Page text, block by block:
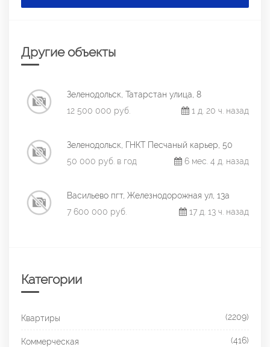
Другие объекты
Зеленодольск, Татарстан улица, 8
12 500 000 руб.
1 д. 20 ч. назад
Зеленодольск, ГНКТ Песчаный карьер, 50
50 000 руб. в год
6 мес. 4 д. назад
Васильево пгт, Железнодорожная ул, 13а
7 600 000 руб.
17 д. 13 ч. назад
Категории
Квартиры (2209)
Коммерческая (416)